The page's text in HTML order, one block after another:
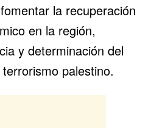
la recuperación
en la región,
y determinación del
palestino.